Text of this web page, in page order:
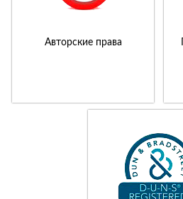
Авторские права